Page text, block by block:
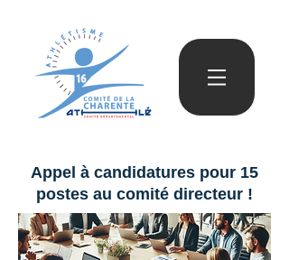
Appel à candidatures pour 15
postes au comité directeur !